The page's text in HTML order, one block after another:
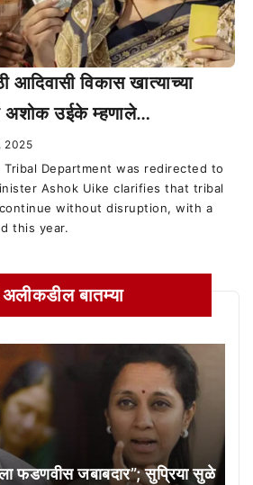
आदिवासी विकास खात्याच्या
अशोक उईके म्हणाले…
2025
Department was redirected to
Ashok Uike clarifies that tribal
without disruption, with a
this year.
बातम्या
फडणवीस जबाबदार”; सुप्रिया सुळे